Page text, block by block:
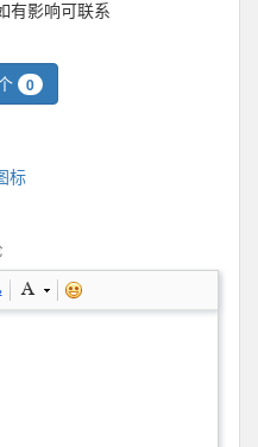
有影响可联系
0
标